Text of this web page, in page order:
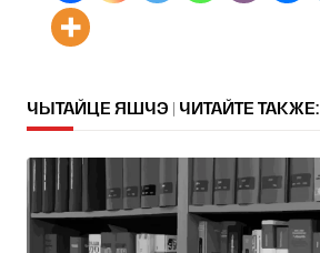
ЧЫТАЙЦЕ ЯШЧЭ | ЧИТАЙТЕ ТАКЖЕ: